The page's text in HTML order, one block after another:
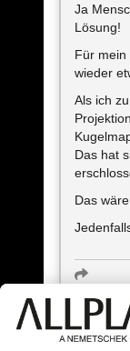
Ja
Lösung!
Für mein
wieder
Als ich
Das hat
Das